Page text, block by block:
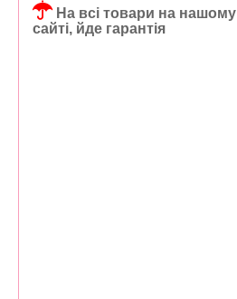
На всі товари на нашому
сайті, йде гарантія